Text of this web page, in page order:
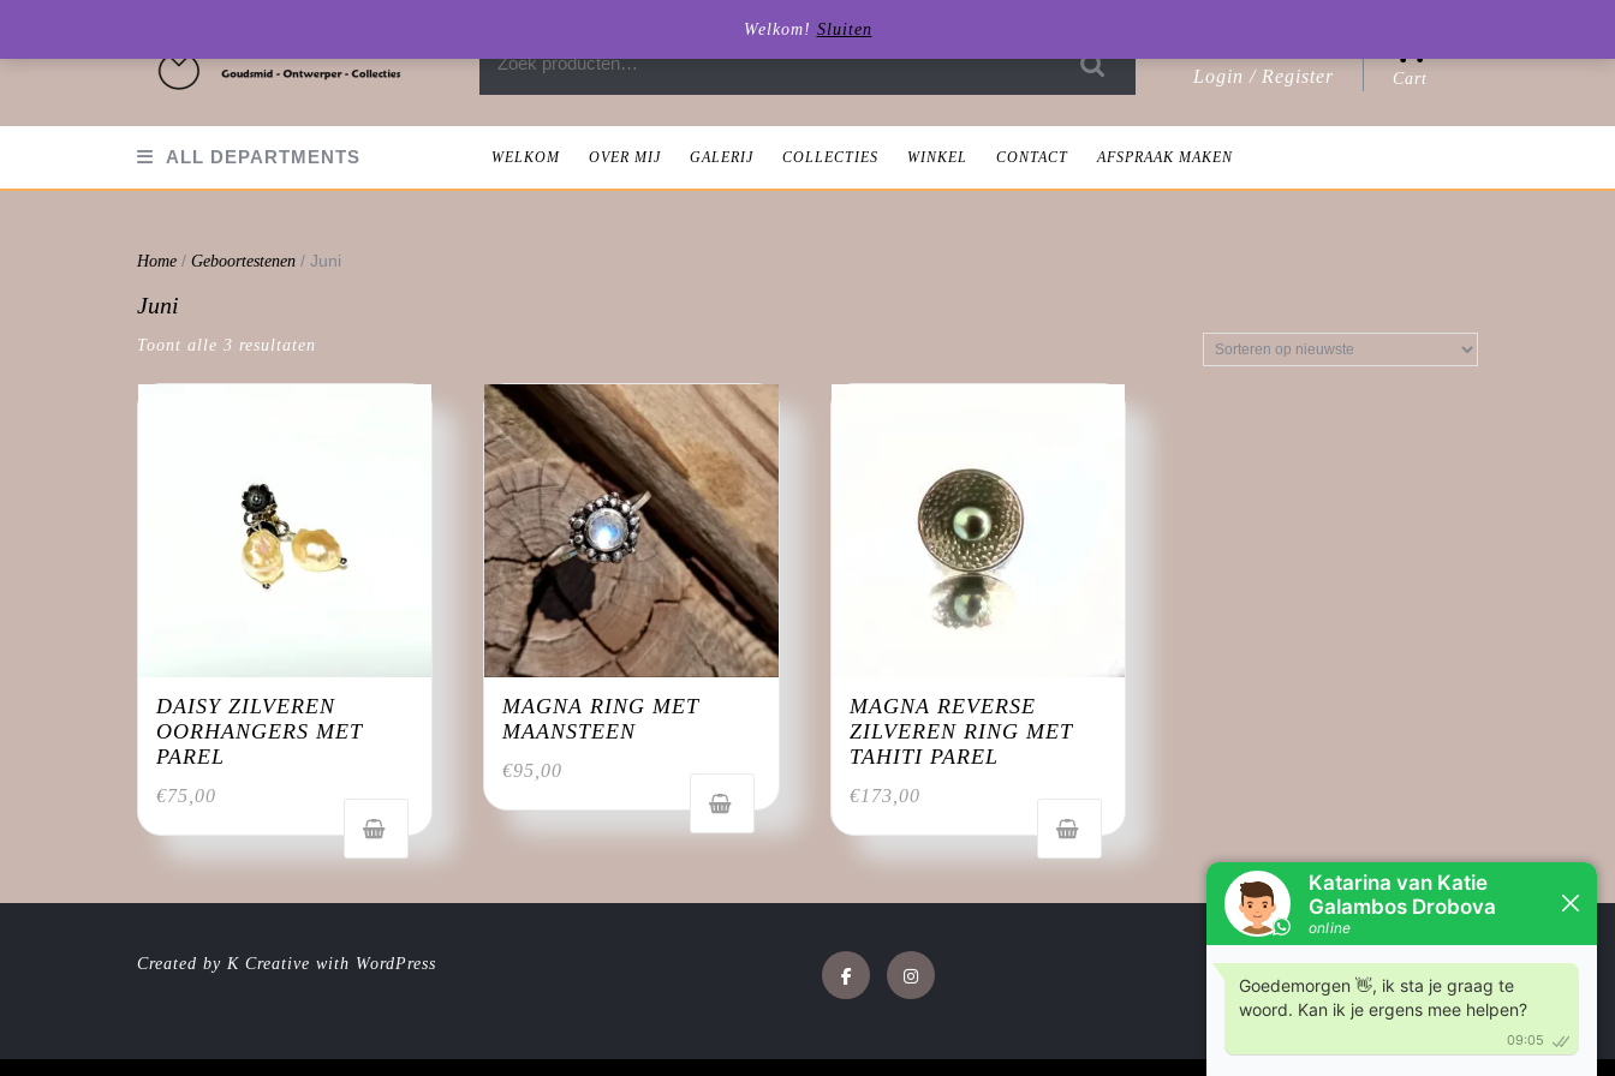
content
Login / Register
/
Cart
cart
ALL DEPARTMENTS WELKOM OVER MIJ GALERIJ COLLECTIES WINKEL CONTACT AFSPRAAK MAKEN
Home / Geboortestenen / Juni
Juni
Toont alle 3 resultaten
DAISY ZILVEREN
OORHANGERS MET
PAREL
€75,00
MAGNA RING MET
MAANSTEEN
€95,00
MAGNA REVERSE
ZILVEREN RING MET
TAHITI PAREL
€173,00
Created by K Creative with WordPress Facebook
Welkom! Sluiten